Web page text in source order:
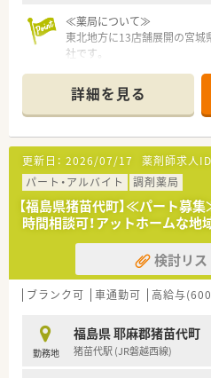
≪薬局について≫
東北地方に13店舗展開の宮城
社です。
20年弱、患者様としっかり向
れます。
総合病院門前という事もあり
指導に取組める環境がありま
詳細を見る
更新日： 2026/07/17 薬剤師求人ID
パート・アルバイト
調剤薬局
【福島県猪苗代町】≪パート募
時間相談可！アットホームな地
検討リ
ブランク可 車通勤可 高給与
勤務地
福島県 耶麻郡猪苗代町
猪苗代駅 (JR磐越西線)